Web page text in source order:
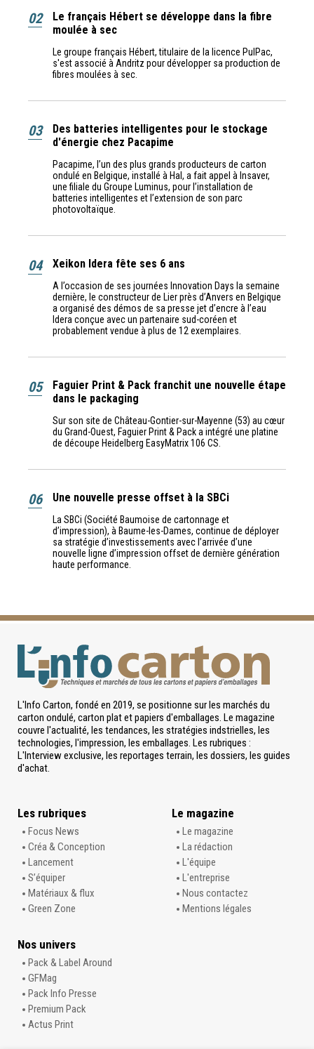
02
Le français Hébert se développe dans la fibre
moulée à sec
Le groupe français Hébert, titulaire de la licence PulPac,
s'est associé à Andritz pour développer sa production de
fibres moulées à sec.
03
Des batteries intelligentes pour le stockage
d'énergie chez Pacapime
Pacapime, l’un des plus grands producteurs de carton
ondulé en Belgique, installé à Hal, a fait appel à Insaver,
une filiale du Groupe Luminus, pour l’installation de
batteries intelligentes et l’extension de son parc
photovoltaïque.
04 Xeikon Idera fête ses 6 ans
A l’occasion de ses journées Innovation Days la semaine
dernière, le constructeur de Lier près d’Anvers en Belgique
a organisé des démos de sa presse jet d’encre à l’eau
Idera conçue avec un partenaire sud-coréen et
probablement vendue à plus de 12 exemplaires.
05
Faguier Print & Pack franchit une nouvelle étape
dans le packaging
Sur son site de Château-Gontier-sur-Mayenne (53) au cœur
du Grand-Ouest, Faguier Print & Pack a intégré une platine
de découpe Heidelberg EasyMatrix 106 CS.
06 Une nouvelle presse offset à la SBCi
La SBCi (Société Baumoise de cartonnage et
d’impression), à Baume-les-Dames, continue de déployer
sa stratégie d’investissements avec l’arrivée d’une
nouvelle ligne d’impression offset de dernière génération
haute performance.
L'Info Carton, fondé en 2019, se positionne sur les marchés du
carton ondulé, carton plat et papiers d'emballages. Le magazine
couvre l'actualité, les tendances, les stratégies indstrielles, les
technologies, l'impression, les emballages. Les rubriques :
L'Interview exclusive, les reportages terrain, les dossiers, les guides
d'achat.
Les rubriques
Focus News
Créa & Conception
Lancement
S’équiper
Matériaux & flux
Green Zone
Le magazine
Le magazine
La rédaction
L'équipe
L'entreprise
Nous contactez
Mentions légales
Nos univers
Pack & Label Around
GFMag
Pack Info Presse
Premium Pack
Actus Print